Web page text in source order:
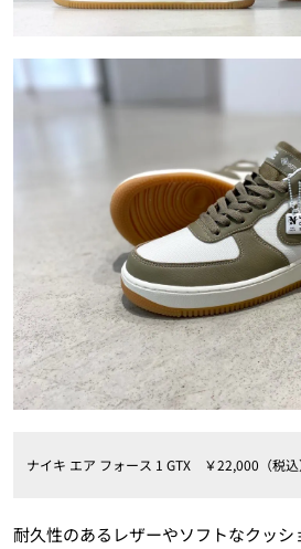
ナイキ エア フォース 1 GTX ￥22,000（税込
耐久性のあるレザーやソフトなクッ